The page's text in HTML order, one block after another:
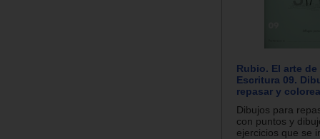
Rubio. El arte de
Escritura 09.
repasar y
Dibujos para
con puntos y
ejercicios que se